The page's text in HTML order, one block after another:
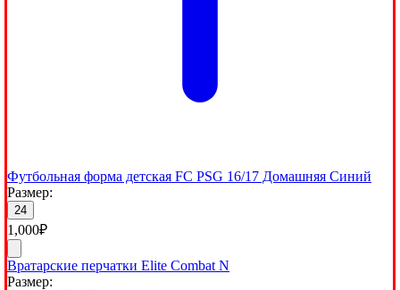
Футбольная форма детская FC PSG 16/17 Домашняя Синий
Размер:
24
1,000₽
Вратарские перчатки Elite Combat N
Размер: